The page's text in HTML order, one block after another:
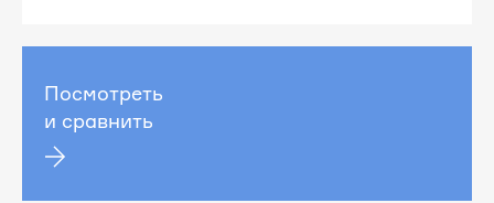
Посмотреть
и сравнить